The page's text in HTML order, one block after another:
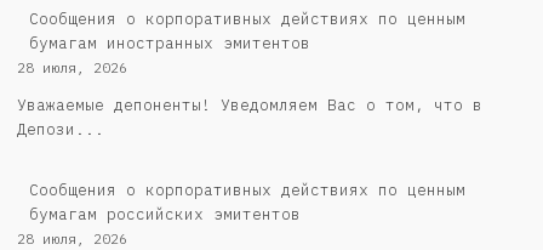
Сообщения о корпоративных действиях по ценным
бумагам иностранных эмитентов
28 июля, 2026
Уважаемые депоненты! Уведомляем Вас о том, что в
Депози...
Cообщения о корпоративных действиях по ценным
бумагам российских эмитентов
28 июля, 2026